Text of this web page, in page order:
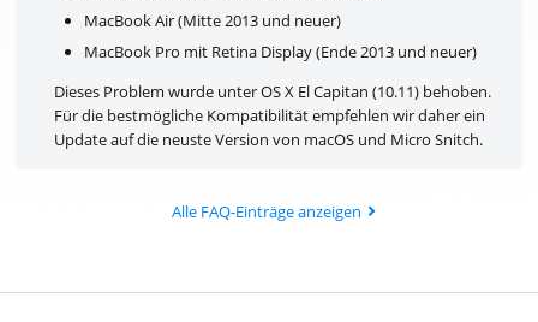
MacBook Air (Mitte 2013 und neuer)
MacBook Pro mit Retina Display (Ende 2013 und neuer)
Dieses Problem wurde unter OS X El Capitan (10.11) behoben.
Für die bestmögliche Kompatibilität empfehlen wir daher ein
Update auf die neuste Version von macOS und Micro Snitch.
Alle FAQ-Einträge anzeigen